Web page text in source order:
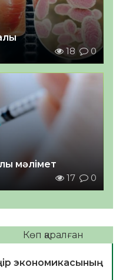
18 0
мәлімет
17 0
Көп қаралған
экономикасының